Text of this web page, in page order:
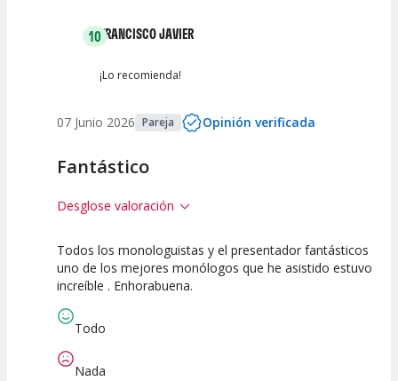
10FRANCISCO JAVIER
¡Lo recomienda!
07 Junio 2026 Pareja Opinión verificada
Fantástico
Desglose valoración
10
Calidad del
10
Puesta en
10
Todos los monologuistas y el presentador fantásticos
uno de los mejores monólogos que he asistido estuvo
increíble . Enhorabuena.
Todo
Nada